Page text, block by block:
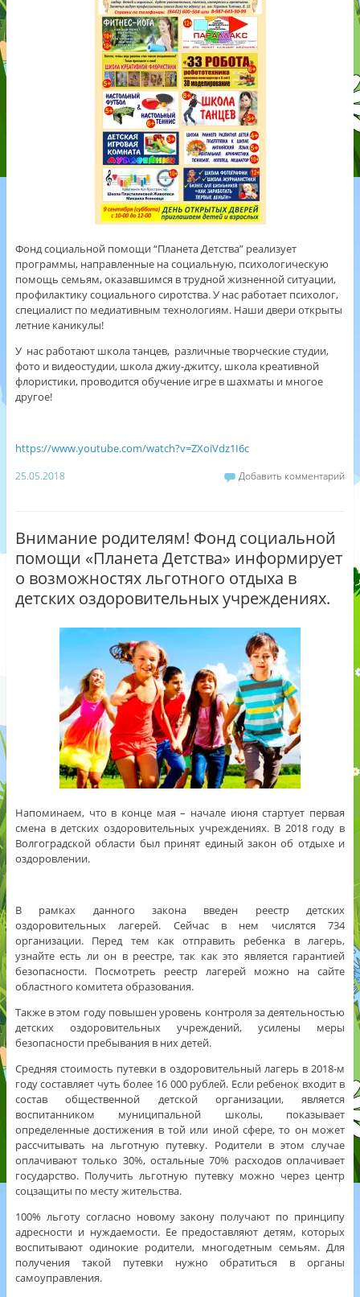
Фонд социальной помощи “Планета Детства” реализует
программы, направленные на социальную, психологическую
помощь семьям, оказавшимся в трудной жизненной ситуации,
профилактику социального сиротства. У нас работает психолог,
специалист по медиативным технологиям. Наши двери открыты
летние каникулы!
У нас работают школа танцев, различные творческие студии,
фото и видеостудии, школа джиу-джитсу, школа креативной
флористики, проводится обучение игре в шахматы и многое
другое!
https://www.youtube.com/watch?v=ZXoiVdz1I6c
25.05.2018 Добавить комментарий
Внимание родителям! Фонд социальной
помощи «Планета Детства» информирует
о возможностях льготного отдыха в
детских оздоровительных учреждениях.
Напоминаем, что в конце мая – начале июня стартует первая
смена в детских оздоровительных учреждениях. В 2018 году в
Волгоградской области был принят единый закон об отдыхе и
оздоровлении.
В рамках данного закона введен реестр детских
оздоровительных лагерей. Сейчас в нем числятся 734
организации. Перед тем как отправить ребенка в лагерь,
узнайте есть ли он в реестре, так как это является гарантией
безопасности. Посмотреть реестр лагерей можно на сайте
областного комитета образования.
Также в этом году повышен уровень контроля за деятельностью
детских оздоровительных учреждений, усилены меры
безопасности пребывания в них детей.
Средняя стоимость путевки в оздоровительный лагерь в 2018-м
году составляет чуть более 16 000 рублей. Если ребенок входит в
состав общественной детской организации, является
воспитанником муниципальной школы, показывает
определенные достижения в той или иной сфере, то он может
рассчитывать на льготную путевку. Родители в этом случае
оплачивают только 30%, остальные 70% расходов оплачивает
государство. Получить льготную путевку можно через центр
соцзащиты по месту жительства.
100% льготу согласно новому закону получают по принципу
адресности и нуждаемости. Ее предоставляют детям, которых
воспитывают одинокие родители, многодетным семьям. Для
получения такой путевки нужно обратиться в органы
самоуправления.